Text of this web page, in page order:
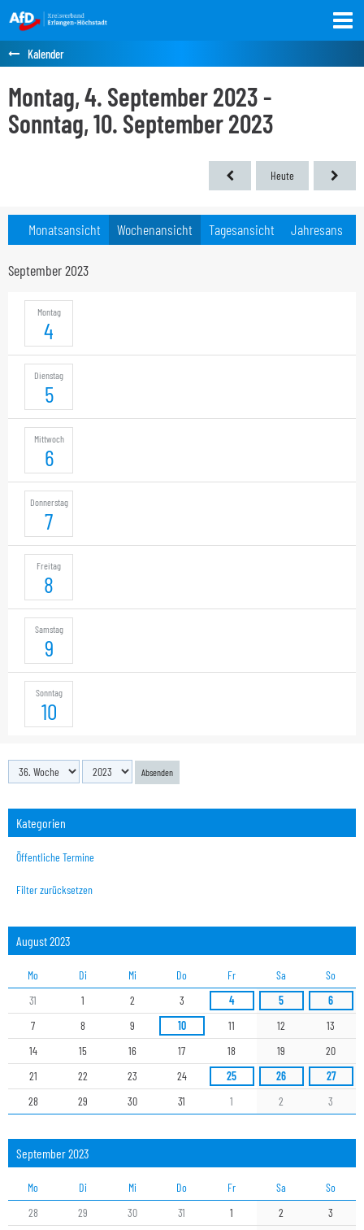
Kalender
Montag, 4. September 2023 -
Sonntag, 10. September 2023
Heute
Monatsansicht Wochenansicht Tagesansicht Jahresansicht
September 2023
Montag
4
Dienstag
5
Mittwoch
6
Donnerstag
7
Freitag
8
Samstag
9
Sonntag
10
Absenden
Kategorien
Öffentliche Termine
Filter zurücksetzen
August 2023
Mo Di Mi Do Fr Sa
So
31
1 2 3 4 5
6
7
8 9 10 11 12
13
14
15 16 17 18 19
20
21
22 23 24 25 26
27
28
29 30 31 1 2 3
September 2023
Mo Di Mi Do Fr Sa
So
28
29 30 31 1 2
3